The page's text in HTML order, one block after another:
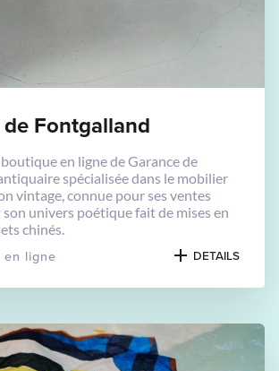
en ligne
Fontgalland
en ligne de Garance de
spécialisée dans le mobilier
vintage, connue pour ses ventes
univers poétique fait de mises en
chinés.
DETAILS